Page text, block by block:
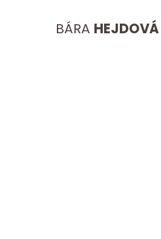
BÁRA HEJDOVÁ